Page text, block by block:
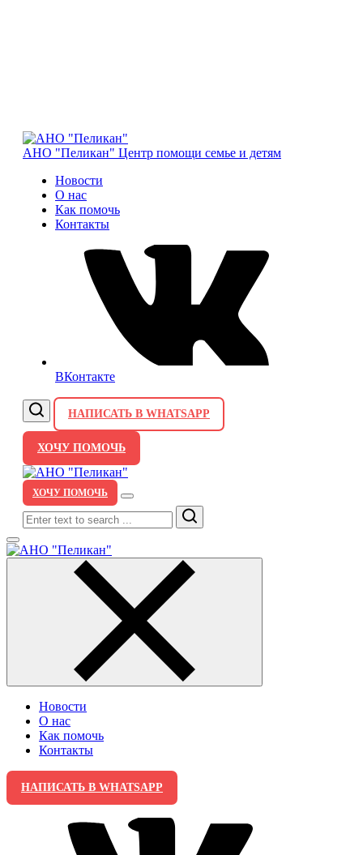
АНО "Пеликан" Центр помощи семье и детям
Новости
О нас
Как помочь
Контакты
ВКонтакте
НАПИСАТЬ В WHATSAPP
ХОЧУ ПОМОЧЬ
ХОЧУ ПОМОЧЬ
Search
Новости
О нас
Как помочь
Контакты
НАПИСАТЬ В WHATSAPP